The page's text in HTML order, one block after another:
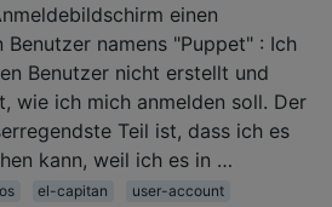
einen
Benutzer namens "Puppet" : Ich
Benutzer nicht erstellt und
wie ich mich anmelden soll. Der
Teil ist, dass ich es
kann, weil ich es in …
el-capitan
user-account